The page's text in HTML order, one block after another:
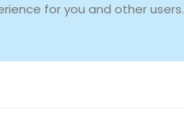
for you and other users.